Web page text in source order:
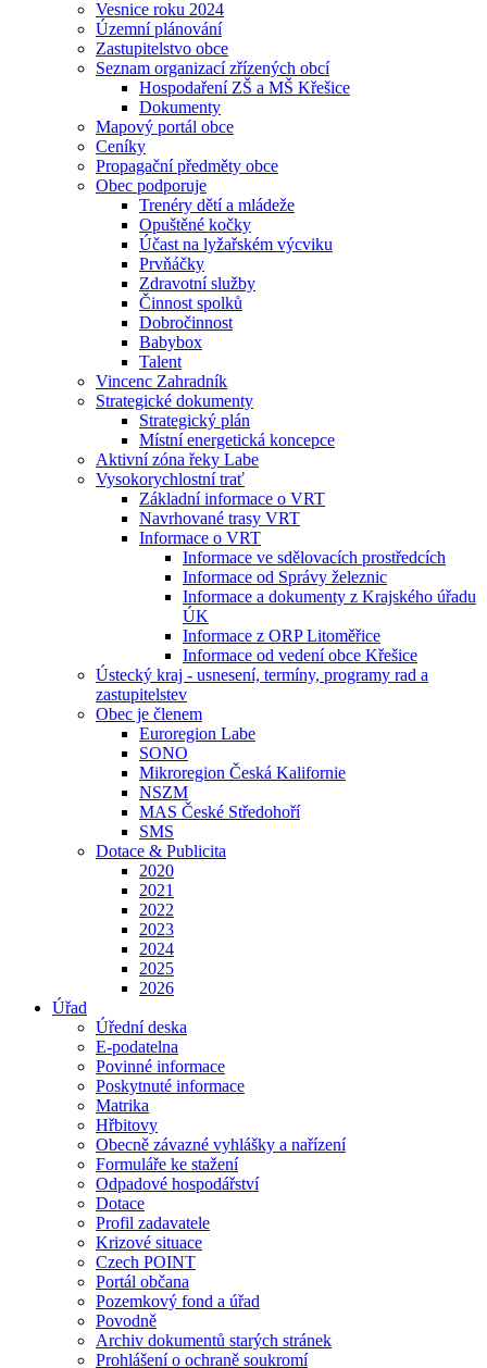
Vesnice roku 2024
Územní plánování
Zastupitelstvo obce
Seznam organizací zřízených obcí
Hospodaření ZŠ a MŠ Křešice
Dokumenty
Mapový portál obce
Ceníky
Propagační předměty obce
Obec podporuje
Trenéry dětí a mládeže
Opuštěné kočky
Účast na lyžařském výcviku
Prvňáčky
Zdravotní služby
Činnost spolků
Dobročinnost
Babybox
Talent
Vincenc Zahradník
Strategické dokumenty
Strategický plán
Místní energetická koncepce
Aktivní zóna řeky Labe
Vysokorychlostní trať
Základní informace o VRT
Navrhované trasy VRT
Informace o VRT
Informace ve sdělovacích prostředcích
Informace od Správy železnic
Informace a dokumenty z Krajského úřadu
ÚK
Informace z ORP Litoměřice
Informace od vedení obce Křešice
Ústecký kraj - usnesení, termíny, programy rad a
zastupitelstev
Obec je členem
Euroregion Labe
SONO
Mikroregion Česká Kalifornie
NSZM
MAS České Středohoří
SMS
Dotace & Publicita
2020
2021
2022
2023
2024
2025
2026
Úřad
Úřední deska
E-podatelna
Povinné informace
Poskytnuté informace
Matrika
Hřbitovy
Obecně závazné vyhlášky a nařízení
Formuláře ke stažení
Odpadové hospodářství
Dotace
Profil zadavatele
Krizové situace
Czech POINT
Portál občana
Pozemkový fond a úřad
Povodně
Archiv dokumentů starých stránek
Prohlášení o ochraně soukromí